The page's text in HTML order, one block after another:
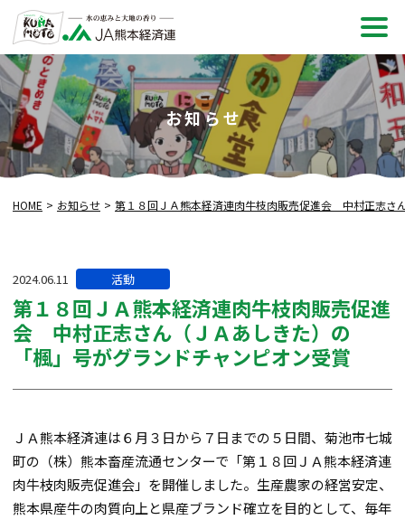
メ
ニ
お知らせ
HOME お知らせ 第１８回ＪＡ熊本経済連肉牛枝肉販売促進会 中村正志さ
2024.06.11 カ
テ
ゴ
リー:
活動
第１８回ＪＡ熊本経済連肉牛枝肉販売促進
会 中村正志さん（ＪＡあしきた）の
「楓」号がグランドチャンピオン受賞
ＪＡ熊本経済連は６月３日から７日までの５日間、菊池市七城
町の（株）熊本畜産流通センターで「第１８回ＪＡ熊本経済連
肉牛枝肉販売促進会」を開催しました。生産農家の経営安定、
熊本県産牛の肉質向上と県産ブランド確立を目的として、毎年